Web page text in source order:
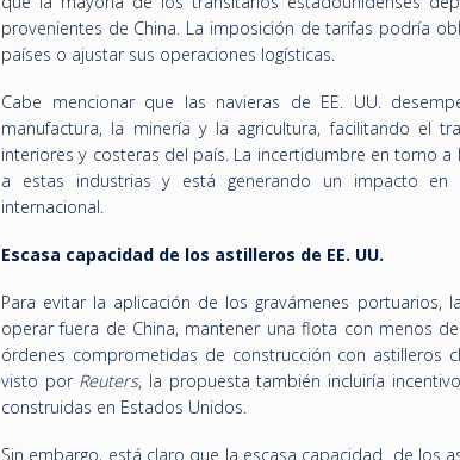
provenientes de China. La imposición de tarifas podría
países o ajustar sus operaciones logísticas.
Cabe mencionar que las navieras de EE. UU.
manufactura, la minería y la agricultura, facilitando el
interiores y costeras del país. La incertidumbre en torno
a estas industrias y está generando un impacto
internacional.
Escasa capacidad de los astilleros de EE. UU.
Para evitar la aplicación de los gravámenes portuarios,
operar fuera de China, mantener una flota con menos
órdenes comprometidas de construcción con astilleros
visto por Reuters, la propuesta también incluiría
construidas en Estados Unidos.
Sin embargo, está claro que la escasa capacidad de los